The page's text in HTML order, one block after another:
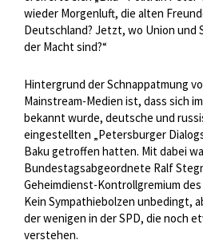
wieder Morgenluft, die alten
Deutschland? Jetzt, wo Union und
der Macht sind?“
Hintergrund der Schnappatmung
Mainstream-Medien ist, dass sich
bekannt wurde, deutsche und
eingestellten „Petersburger
Baku getroffen hatten. Mit dabei
Bundestagsabgeordnete Ralf
Geheimdienst-Kontrollgremium
Kein Sympathiebolzen unbedingt,
der wenigen in der SPD, die noch
verstehen.